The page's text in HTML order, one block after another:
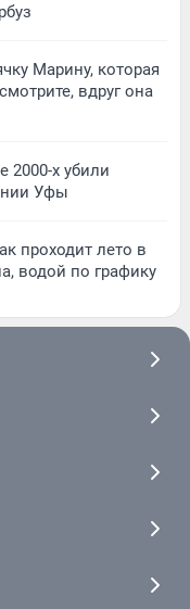
Марину, которая
вдруг она
2000-х убили
Уфы
проходит лето в
водой по графику